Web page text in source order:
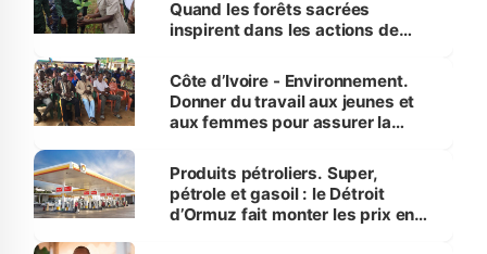
Quand les forêts sacrées
inspirent dans les actions de
Côte d’Ivoire - Environnement.
Donner du travail aux jeunes et
aux femmes pour assurer la
menacées
Produits pétroliers. Super,
pétrole et gasoil : le Détroit
d’Ormuz fait monter les prix en